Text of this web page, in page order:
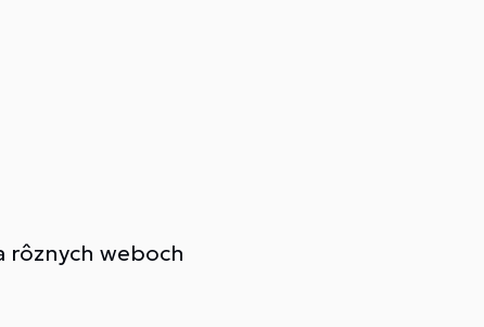
rôznych weboch